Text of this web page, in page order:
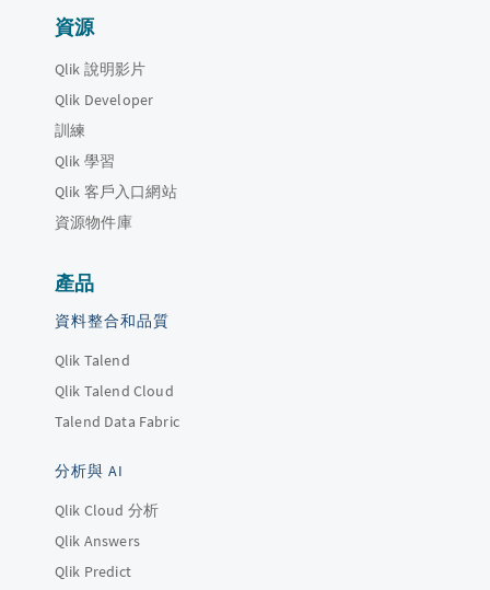
資源
Qlik 說明影片
Qlik Developer
訓練
Qlik 學習
Qlik 客戶入口網站
資源物件庫
產品
資料整合和品質
Qlik Talend
Qlik Talend Cloud
Talend Data Fabric
分析與 AI
Qlik Cloud 分析
Qlik Answers
Qlik Predict